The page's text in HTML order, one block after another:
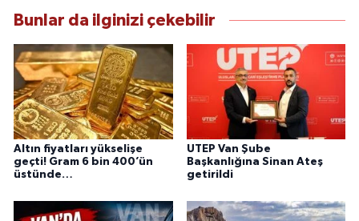
bilgilendirmektedir.
Bunlar da ilginizi çekebilir
Altın fiyatları yükselişe
geçti! Gram 6 bin 400’ün
üstünde…
UTEP Van Şube
Başkanlığına Sinan Ateş
getirildi